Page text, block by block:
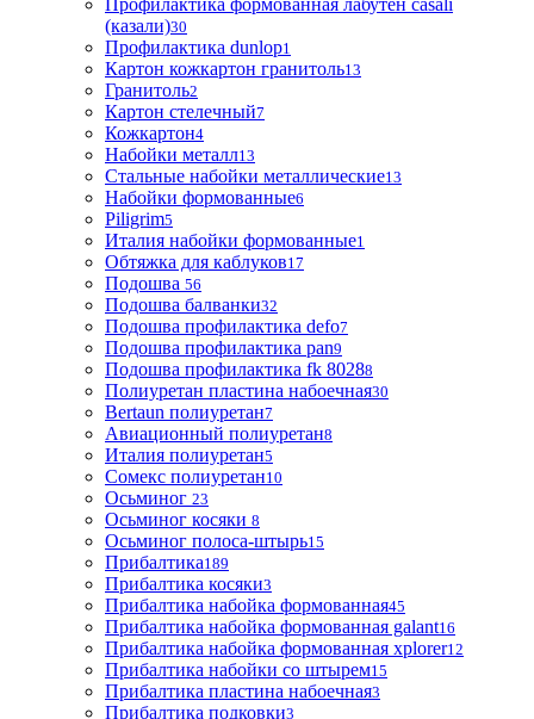
Профилактика формованная лабутен casali
(казали)30
Профилактика dunlop1
Картон кожкартон гранитоль13
Гранитоль2
Картон стелечный7
Кожкартон4
Набойки металл13
Стальные набойки металлические13
Набойки формованные6
Piligrim5
Италия набойки формованные1
Обтяжка для каблуков17
Подошва 56
Подошва балванки32
Подошва профилактика defo7
Подошва профилактика pan9
Подошва профилактика fk 80288
Полиуретан пластина набоечная30
Bertaun полиуретан7
Авиационный полиуретан8
Италия полиуретан5
Сомекс полиуретан10
Осьминог 23
Осьминог косяки 8
Осьминог полоса-штырь15
Прибалтика189
Прибалтика косяки3
Прибалтика набойка формованная45
Прибалтика набойка формованная galant16
Прибалтика набойка формованная xplorer12
Прибалтика набойки со штырем15
Прибалтика пластина набоечная3
Прибалтика подковки3